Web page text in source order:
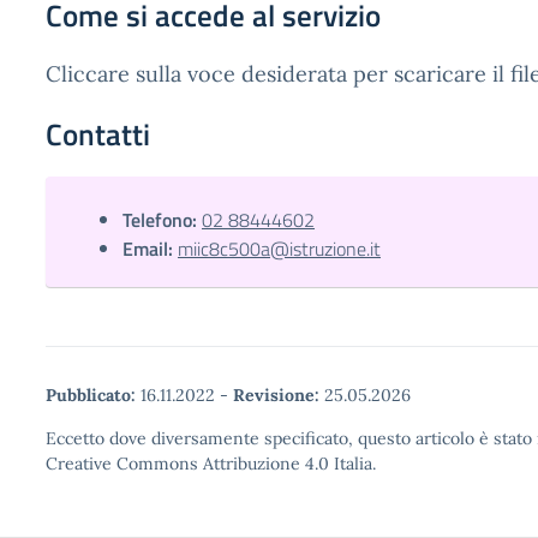
Come si accede al servizio
Cliccare sulla voce desiderata per scaricare il
Contatti
Telefono: 02 88444602
Email: miic8c500a@istruzione.it
Pubblicato: 16.11.2022 - Revisione: 25.05.2026
Eccetto dove diversamente specificato, questo articolo è
Creative Commons Attribuzione 4.0 Italia.